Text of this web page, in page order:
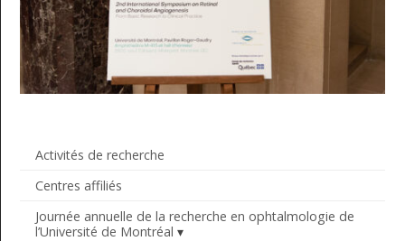
Activités de recherche
Centres affiliés
Journée annuelle de la recherche en ophtalmologie de
l’Université de Montréal